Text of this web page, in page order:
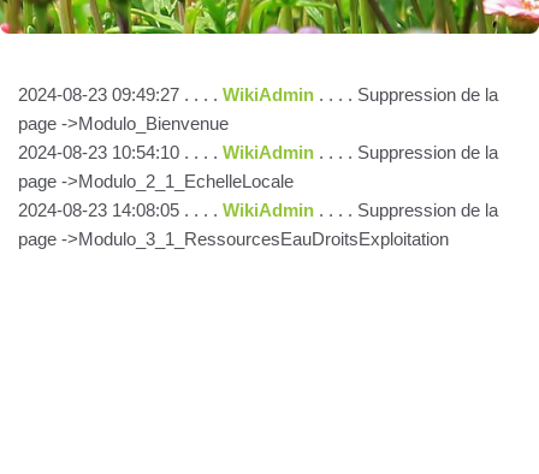
2024-08-23 09:49:27 . . . . WikiAdmin . . . . Suppression de la
page ->Modulo_Bienvenue
2024-08-23 10:54:10 . . . . WikiAdmin . . . . Suppression de la
page ->Modulo_2_1_EchelleLocale
2024-08-23 14:08:05 . . . . WikiAdmin . . . . Suppression de la
page ->Modulo_3_1_RessourcesEauDroitsExploitation